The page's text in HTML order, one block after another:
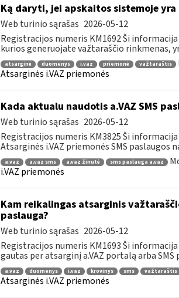
Ką daryti, jei apskaitos sistemoje
Web turinio sąrašas 2026-05-12
Registracijos numeris KM1692 Ši
kurios generuojate važtaraščio rinkmenas,
atsarginė duomenys i.vaz priemonė važtaraštis
Atsarginės i.VAZ priemonės
Kada aktualu naudotis a.VAZ SMS
Web turinio sąrašas 2026-05-12
Registracijos numeris KM3825 Ši
Atsarginės i.VAZ priemonės SMS
a.vaz a.vaz sms a.vaz žinutė sms paslauga a.vaz
i.VAZ priemonės
Kam reikalingas atsarginis
paslauga?
Web turinio sąrašas 2026-05-12
Registracijos numeris KM1693 Ši
gautas per atsarginį a.VAZ portalą arba SMS
a.vaz duomenys i.vaz krovinys sms važtaraštis
Atsarginės i.VAZ priemonės